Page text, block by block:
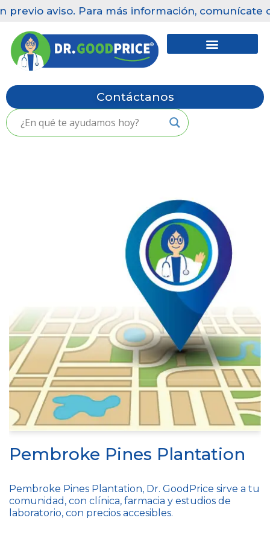
Saltar
al
contenido
aviso. Para más información, comunícate
Contáctanos
Pembroke Pines Plantation
Pembroke Pines Plantation, Dr. GoodPrice sirve a tu
comunidad, con clínica, farmacia y estudios de
laboratorio, con precios accesibles.